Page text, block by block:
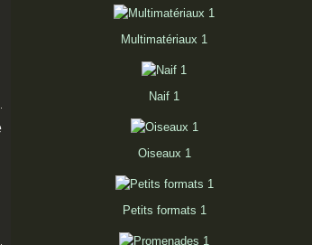
Multimatériaux 1
Naif 1
Oiseaux 1
Petits formats 1